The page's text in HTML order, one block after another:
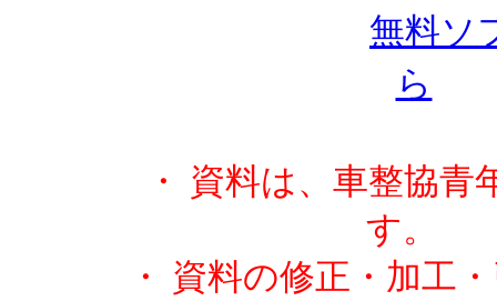
無料ソ
ら
・ 資料は、車整協
・ 資料の修正・加工